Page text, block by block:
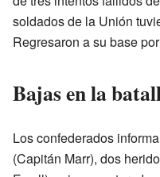
soldados de la Unión
Regresaron a su base
Bajas en la
Los confederados
(Capitán Marr), dos